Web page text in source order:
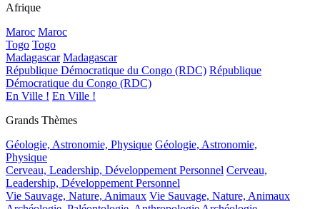
Afrique
Maroc Maroc
Togo Togo
Madagascar Madagascar
République Démocratique du Congo (RDC) République
Démocratique du Congo (RDC)
En Ville ! En Ville !
Grands Thèmes
Géologie, Astronomie, Physique Géologie, Astronomie,
Physique
Cerveau, Leadership, Développement Personnel Cerveau,
Leadership, Développement Personnel
Vie Sauvage, Nature, Animaux Vie Sauvage, Nature, Animaux